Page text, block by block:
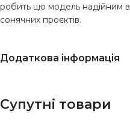
робить цю модель надійним
сонячних проєктів.
Додаткова інформація
Супутні товари